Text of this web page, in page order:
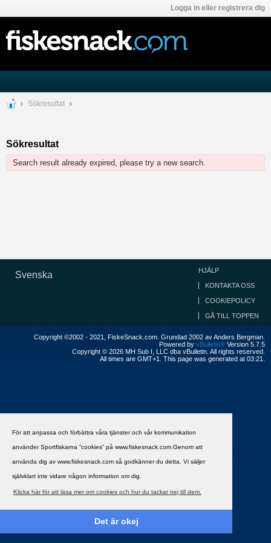
För att anpassa och förbättra våra tjänster och vår kommunikation
använder Sportfiskarna ”cookies” på www.fiskesnack.com.Genom att
använda dig av www.fiskesnack.com så godkänner du detta. Vi säljer
självklart inte vidare någon information om dig.
Klicka här för att läsa mer om cookies och hur du tackar nej till dem.
Det är okej
Logga in eller registrera dig
Sökresultat
Sökresultat
Search result already expired, please try a new search.
Svenska HJÄLP
KONTAKTA OSS
COOKIEPOLICY
GÅ TILL TOPPEN
Copyright ©2002 - 2021, FiskeSnack.com. Grundad 2002 av Anders Bergman.
Powered by vBulletin® Version 5.7.5
Copyright © 2026 MH Sub I, LLC dba vBulletin. All rights reserved.
All times are GMT+1. This page was generated at 03:21.